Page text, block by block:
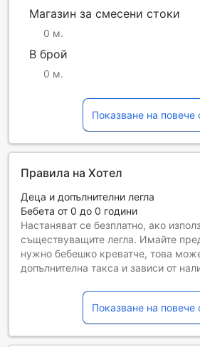
Магазин за смесени стоки
0 м.
В брой
0 м.
Показване на повече
Правила на Хотел
Деца и допълнителни легла
Бебета от 0 до 0 години
Настаняват се безплатно, ако
съществуващите легла. Имайте
нужно бебешко креватче, това
допълнителна такса и зависи от
Необходимо е да използват
Гостите, навършили {0} години, се
Възможността за допълнителни
избрания тип стая. За повече
Показване на повече